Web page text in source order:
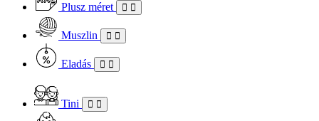
Plusz méret
Muszlin
Eladás
Tini